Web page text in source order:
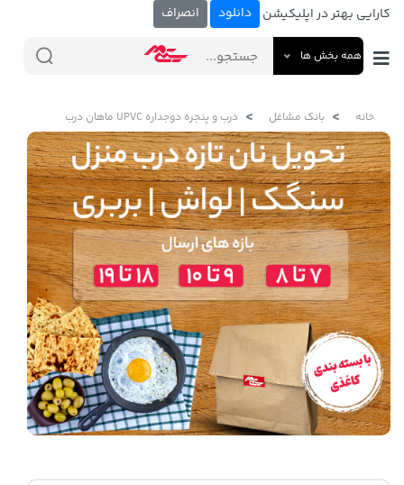
کارایی بهتر در اپلیکیشن دانلود انصراف
همه بخش ها
خانه بانک مشاغل درب و پنجره دوجداره UPVC ماهان درب